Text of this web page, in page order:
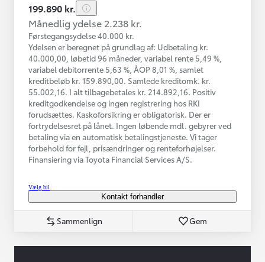
199.890 kr.
Månedlig ydelse 2.238 kr.
Førstegangsydelse 40.000 kr.
Ydelsen er beregnet på grundlag af: Udbetaling kr.
40.000,00, løbetid 96 måneder, variabel rente 5,49 %,
variabel debitorrente 5,63 %, ÅOP 8,01 %, samlet
kreditbeløb kr. 159.890,00. Samlede kreditomk. kr.
55.002,16. I alt tilbagebetales kr. 214.892,16. Positiv
kreditgodkendelse og ingen registrering hos RKI
forudsættes. Kaskoforsikring er obligatorisk. Der er
fortrydelsesret på lånet. Ingen løbende mdl. gebyrer ved
betaling via en automatisk betalingstjeneste. Vi tager
forbehold for fejl, prisændringer og renteforhøjelser.
Finansiering via Toyota Financial Services A/S.
Vælg bil
Kontakt forhandler
Sammenlign Gem